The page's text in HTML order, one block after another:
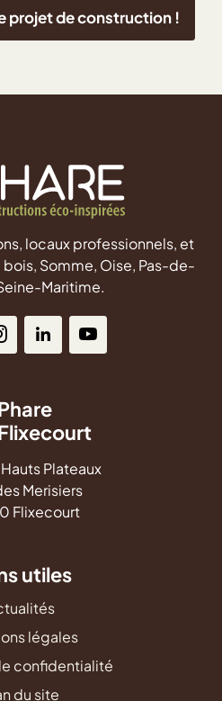
projet de construction !
locaux professionnels, et
Somme, Oise, Pas-de-
Maritime.
Plateaux
Merisiers
Flixecourt
utiles
légales
confidentialité
du site